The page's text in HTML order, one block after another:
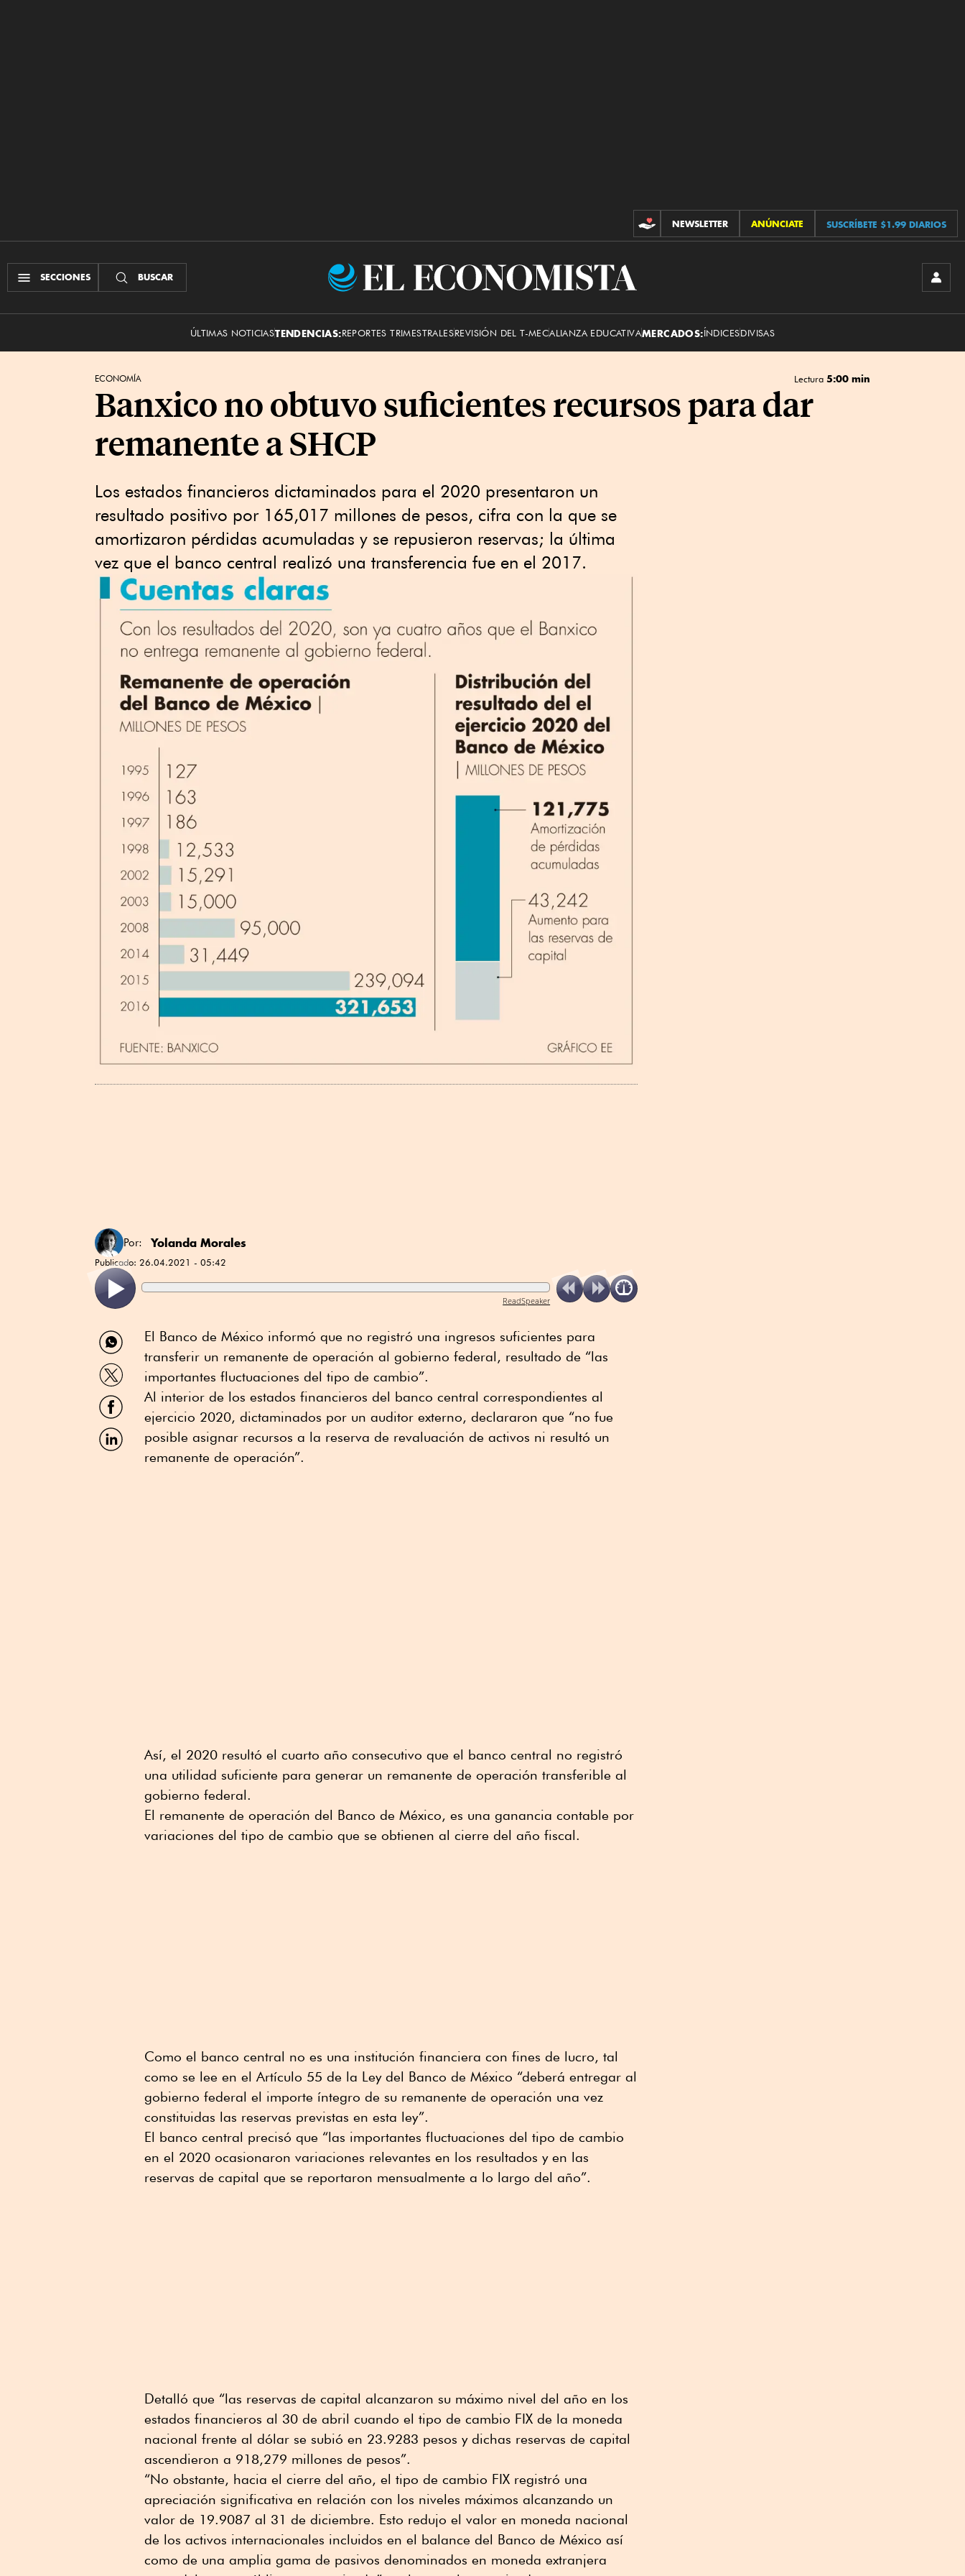
CONTRIBUCIONES
NEWSLETTER ANÚNCIATE SUSCRÍBETE $1.99 DIARIOS
SECCIONES BUSCAR
El
ÚLTIMAS NOTICIASTENDENCIAS:REPORTES TRIMESTRALESREVISIÓN DEL T-MECALIANZA EDUCATIVAMERCADOS:ÍNDICESDIVISAS
ECONOMÍA Lectura 5:00 min
Banxico no obtuvo suficientes recursos para dar
remanente a SHCP
Los estados financieros dictaminados para el 2020 presentaron un
resultado positivo por 165,017 millones de pesos, cifra con la que se
amortizaron pérdidas acumuladas y se repusieron reservas; la última
vez que el banco central realizó una transferencia fue en el 2017.
Por: Yolanda Morales
Publicado: 26.04.2021 - 05:42
ReadSpeaker
Compartir
por
WhatsApp
Compartir
por
Twitter
Compartir
por
Facebook
Compartir
por
El Banco de México informó que no registró una ingresos suficientes para
transferir un remanente de operación al gobierno federal, resultado de “las
importantes fluctuaciones del tipo de cambio”.
Al interior de los estados financieros del banco central correspondientes al
ejercicio 2020, dictaminados por un auditor externo, declararon que “no fue
posible asignar recursos a la reserva de revaluación de activos ni resultó un
remanente de operación”.
Así, el 2020 resultó el cuarto año consecutivo que el banco central no registró
una utilidad suficiente para generar un remanente de operación transferible al
gobierno federal.
El remanente de operación del Banco de México, es una ganancia contable por
variaciones del tipo de cambio que se obtienen al cierre del año fiscal.
Como el banco central no es una institución financiera con fines de lucro, tal
como se lee en el Artículo 55 de la Ley del Banco de México “deberá entregar al
gobierno federal el importe íntegro de su remanente de operación una vez
constituidas las reservas previstas en esta ley”.
El banco central precisó que “las importantes fluctuaciones del tipo de cambio
en el 2020 ocasionaron variaciones relevantes en los resultados y en las
reservas de capital que se reportaron mensualmente a lo largo del año”.
Detalló que “las reservas de capital alcanzaron su máximo nivel del año en los
estados financieros al 30 de abril cuando el tipo de cambio FIX de la moneda
nacional frente al dólar se subió en 23.9283 pesos y dichas reservas de capital
ascendieron a 918,279 millones de pesos”.
“No obstante, hacia el cierre del año, el tipo de cambio FIX registró una
apreciación significativa en relación con los niveles máximos alcanzando un
valor de 19.9087 al 31 de diciembre. Esto redujo el valor en moneda nacional
de los activos internacionales incluidos en el balance del Banco de México así
como de una amplia gama de pasivos denominados en moneda extranjera